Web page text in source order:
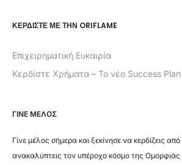
ΚΕΡΔΊΣΤΕ ΜΕ ΤΗΝ ORIFLAME
Επιχειρηματική Ευκαιρία
Κερδίστε Χρήματα – Το νέο Success Plan
ΓΙΝΕ ΜΕΛΟΣ
Γίνε μέλος σήμερα και ξεκίνησε να κερδίζεις
ανακαλύπτεις τον υπέροχο κόσμο της Ομορφιάς